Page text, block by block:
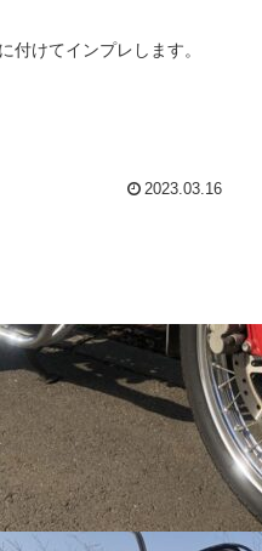
付けてインプレします。
2023.03.16